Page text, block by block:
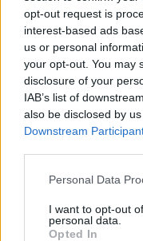
opt-out request is
interest-based ads
us or personal
your opt-out. You may
disclosure of your
IAB’s list of
also be disclosed by
Downstream
Personal Data
I want to opt-out
personal data.
Opted In